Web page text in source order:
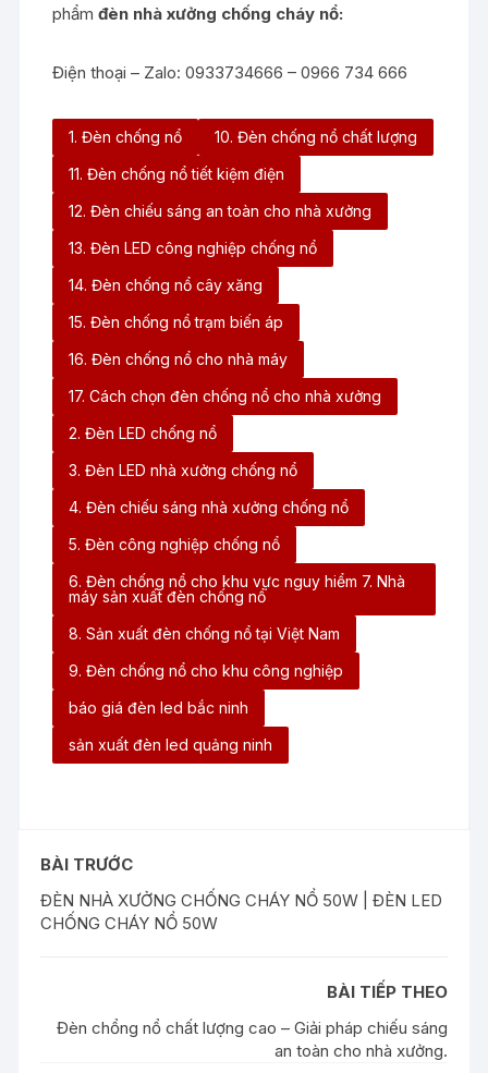
phẩmđèn nhà xưởng chống cháy nổ:
Điện thoại – Zalo: 0933734666 – 0966 734 666
1. Đèn chống nổ
10. Đèn chống nổ chất lượng
11. Đèn chống nổ tiết kiệm điện
12. Đèn chiếu sáng an toàn cho nhà xưởng
13. Đèn LED công nghiệp chống nổ
14. Đèn chống nổ cây xăng
15. Đèn chống nổ trạm biến áp
16. Đèn chống nổ cho nhà máy
17. Cách chọn đèn chống nổ cho nhà xưởng
2. Đèn LED chống nổ
3. Đèn LED nhà xưởng chống nổ
4. Đèn chiếu sáng nhà xưởng chống nổ
5. Đèn công nghiệp chống nổ
6. Đèn chống nổ cho khu vực nguy hiểm 7. Nhà
máy sản xuất đèn chống nổ
8. Sản xuất đèn chống nổ tại Việt Nam
9. Đèn chống nổ cho khu công nghiệp
báo giá đèn led bắc ninh
sản xuất đèn led quảng ninh
BÀI TRƯỚC
ĐÈN NHÀ XƯỞNG CHỐNG CHÁY NỔ 50W | ĐÈN LED
CHỐNG CHÁY NỔ 50W
BÀI TIẾP THEO
Đèn chổng nổ chất lượng cao – Giải pháp chiếu sáng
an toàn cho nhà xưởng.